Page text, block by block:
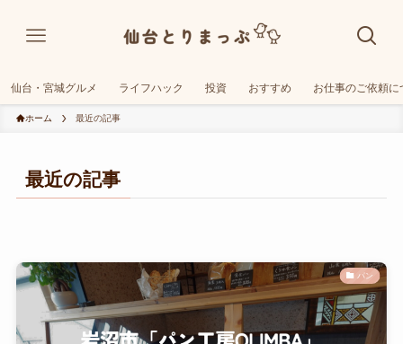
仙台・宮城グルメ ライフハック 投資 おすすめ お仕事のご依頼に
ホーム 最近の記事
最近の記事
パン